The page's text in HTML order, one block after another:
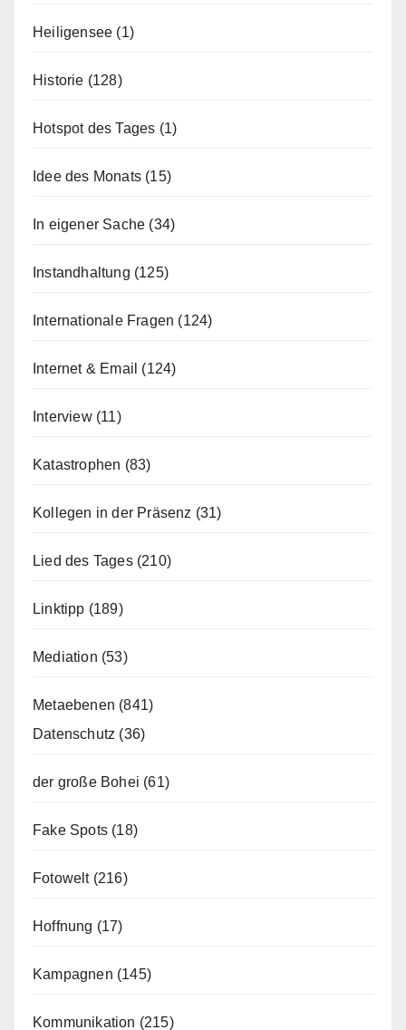
Heiligensee (1)
Historie (128)
Hotspot des Tages (1)
Idee des Monats (15)
In eigener Sache (34)
Instandhaltung (125)
Internationale Fragen (124)
Internet & Email (124)
Interview(11)
Katastrophen (83)
Kollegen in der Präsenz (31)
Lied des Tages(210)
Linktipp (189)
Mediation (53)
Metaebenen (841)
Datenschutz (36)
der große Bohei (61)
Fake Spots (18)
Fotowelt(216)
Hoffnung (17)
Kampagnen (145)
Kommunikation (215)